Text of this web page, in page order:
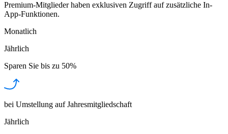
Premium-Mitglieder haben exklusiven Zugriff auf zusätzliche In-
App-Funktionen.
Monatlich
Jährlich
Sparen Sie bis zu 50%
bei Umstellung auf Jahresmitgliedschaft
Jährlich